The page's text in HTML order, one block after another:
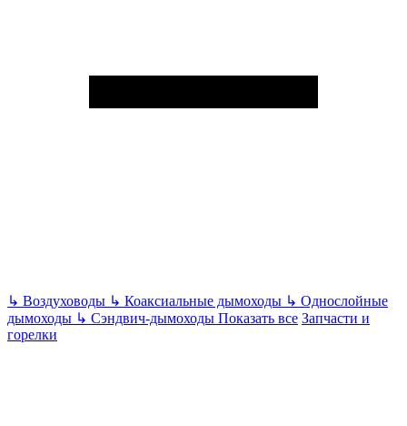
↳ Воздуховоды ↳ Коаксиальные дымоходы ↳ Однослойные
дымоходы ↳ Сэндвич-дымоходы Показать все Запчасти и
горелки